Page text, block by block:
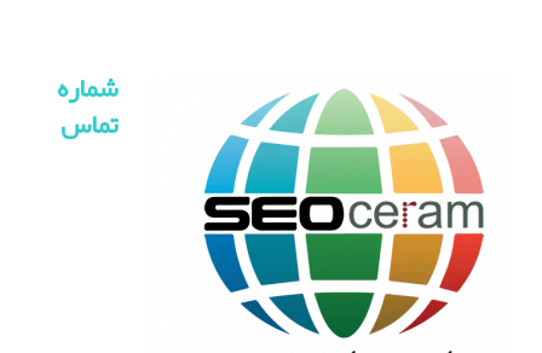
شماره
تماس